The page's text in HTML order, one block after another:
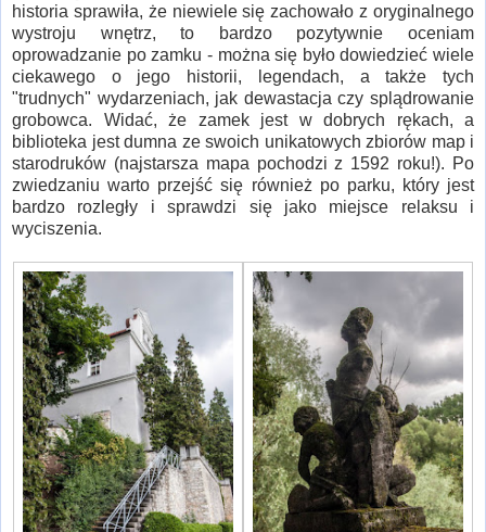
historia sprawiła, że niewiele się zachowało z oryginalnego
wystroju wnętrz, to bardzo pozytywnie oceniam
oprowadzanie po zamku - można się było dowiedzieć wiele
ciekawego o jego historii, legendach, a także tych
"trudnych" wydarzeniach, jak dewastacja czy splądrowanie
grobowca. Widać, że zamek jest w dobrych rękach, a
biblioteka jest dumna ze swoich unikatowych zbiorów map i
starodruków (najstarsza mapa pochodzi z 1592 roku!). Po
zwiedzaniu warto przejść się również po parku, który jest
bardzo rozległy i sprawdzi się jako miejsce relaksu i
wyciszenia.